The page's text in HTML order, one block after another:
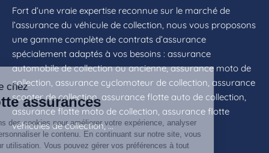
Fort d’une vraie expertise reconnue sur le marché de
l’assurance du véhicule de collection, nous vous proposons
une gamme complète de contrats d’assurance
spécialement adaptés à vos besoins : assurance
automobile de collection ou ancienne, assurance moto de
collection, assurance cyclomoteur de collection, assurance
scooter de collection, assurance flotte auto de collection,
assurance flotte moto de collection, assurance flotte
véhicules de collection, ...